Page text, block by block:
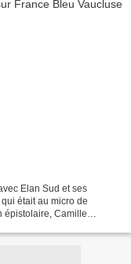
Elan Sud et ses
était au micro de
épistolaire, Camille